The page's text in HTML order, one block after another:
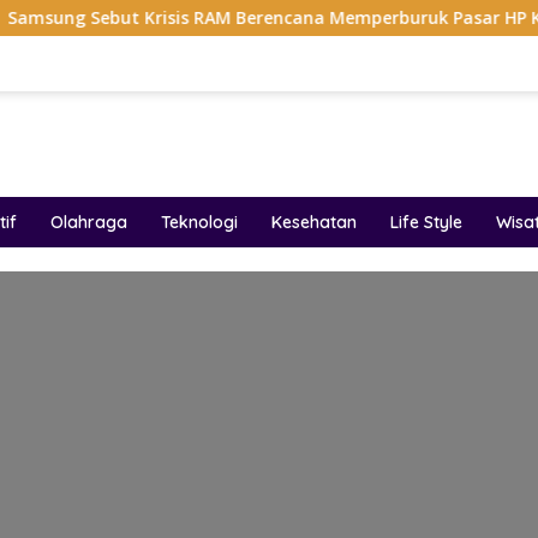
Krisis RAM Berencana Memperburuk Pasar HP Ke 2027
Olahraga Teknologi Kesehatan Life Style